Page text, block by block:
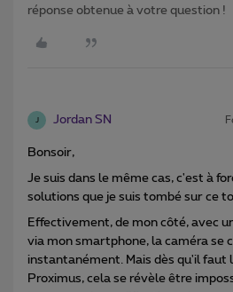
réponse obtenue à votre question !
J Jordan SN
Bonsoir,
Je suis dans le même cas, c'est à
solutions que je suis tombé sur ce
Effectivement, de mon côté, avec
via mon smartphone, la caméra se
instantanément. Mais dès qu'il faut
Proximus, cela se révèle être